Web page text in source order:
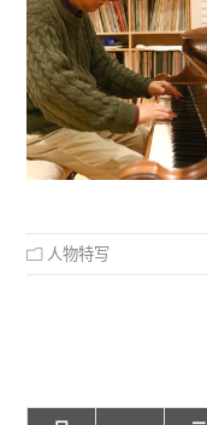
人物特写